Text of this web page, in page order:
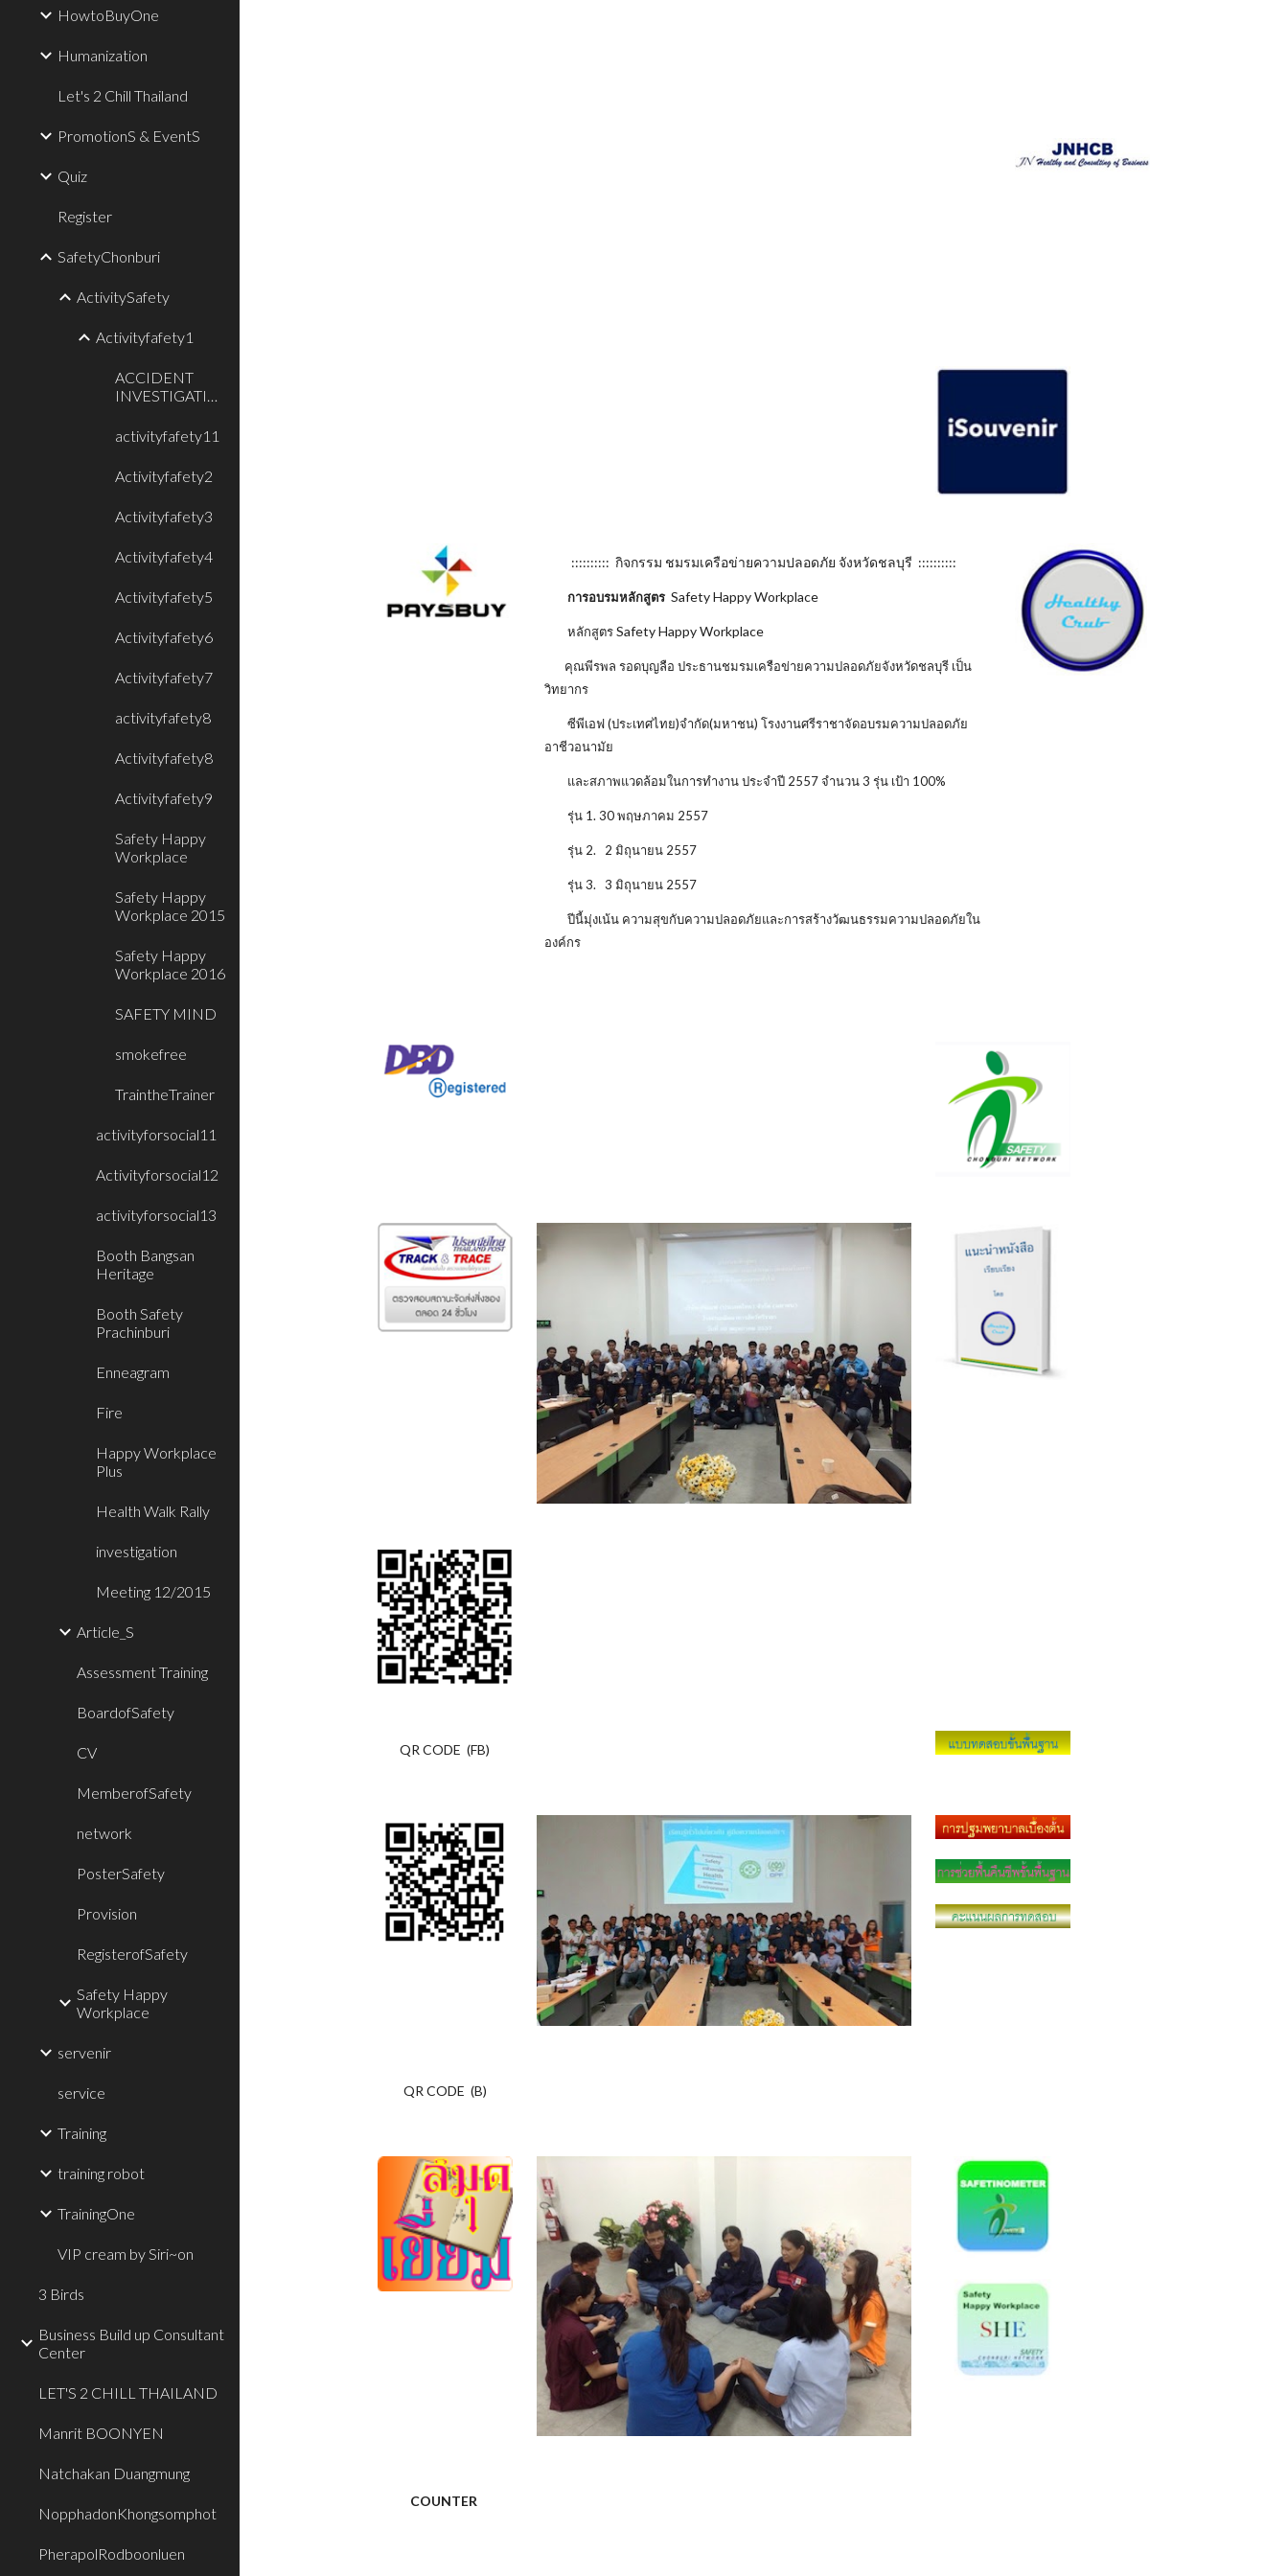
HowtoBuyOne
Humanization
Let's 2 Chill Thailand
PromotionS & EventS
Quiz
Register
SafetyChonburi
ActivitySafety
Activityfafety1
ACCIDENT
INVESTIGATION
activityfafety11
Activityfafety2
Activityfafety3
Activityfafety4
Activityfafety5
Activityfafety6
Activityfafety7
activityfafety8
Activityfafety8
Activityfafety9
Safety Happy
Workplace
Safety Happy
Workplace 2015
Safety Happy
Workplace 2016
SAFETY MIND
smokefree
TraintheTrainer
activityforsocial11
Activityforsocial12
activityforsocial13
Booth Bangsan
Heritage
Booth Safety
Prachinburi
Enneagram
Fire
Happy Workplace
Plus
Health Walk Rally
investigation
Meeting 12/2015
Article_S
Assessment Training
BoardofSafety
CV
MemberofSafety
network
PosterSafety
Provision
RegisterofSafety
Safety Happy
Workplace
servenir
service
Training
training robot
TrainingOne
VIP cream by Siri~on
3 Birds
Business Build up Consultant
Center
LET'S 2 CHILL THAILAND
Manrit BOONYEN
Natchakan Duangmung
NopphadonKhongsomphot
PherapolRodboonluen
:::::::::: กิจกรรม ชมรมเครือข่ายความปลอดภัย จังหวัดชลบุรี ::::::::::
การอบรมหลักสูตร Safety Happy Workplace
หลักสูตรSafety Happy Workplace
คุณพีรพล รอดบุญลือ ประธานชมรมเครือข่ายความปลอดภัยจังหวัดชลบุรี เป็น
วิทยากร
ซีพีเอฟ (ประเทศไทย)จำกัด(มหาชน) โรงงานศรีราชาจัดอบรมความปลอดภัย
อาชีวอนามัย
และสภาพแวดล้อมในการทำงาน ประจำปี 2557 จำนวน 3 รุ่น เป้า 100%
รุ่น 1. 30 พฤษภาคม 2557
รุ่น 2. 2 มิถุนายน 2557
รุ่น 3. 3 มิถุนายน 2557
ปีนี้มุ่งเน้น ความสุขกับความปลอดภัยและการสร้างวัฒนธรรมความปลอดภัยใน
องค์กร
QR CODE (FB)
QR CODE (B)
COUNTER